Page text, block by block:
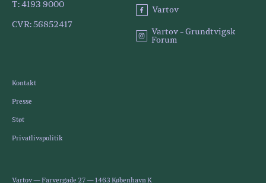
T: 4193 9000
CVR: 56852417
Vartov
Vartov - Grundtvigsk
Forum
Vartov — Farvergade 27 — 1463 København K
Kontakt
Presse
Støt
Privatlivspolitik